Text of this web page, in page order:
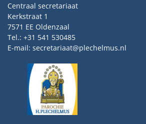
Centraal secretariaat
Kerkstraat 1
7571 EE Oldenzaal
Tel.: +31 541 530485
E-mail: secretariaat@plechelmus.nl